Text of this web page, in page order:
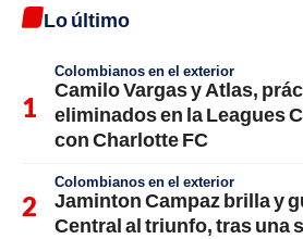
Lo último
Colombianos en el exterior
Camilo Vargas y Atlas,
eliminados en la Leagues
con Charlotte FC
Colombianos en el exterior
Jaminton Campaz brilla y
Central al triunfo, tras una